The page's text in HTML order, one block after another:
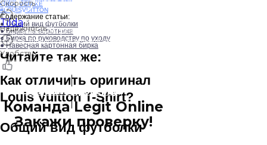
#REALVSFAKE
#LOUISVUITTON
Содержание статьи:
●Общий вид футболки
●Бирка на воротнике
●Бирка по руководству по уходу
●Навесная картонная бирка
Читайте так же:
Как отличить оригинал
Louis Vuitton T-Shirt?
Общий вид футболки
Можно также сверить информацию
с официальными рекомендациями на сайте
бренда. Для дополнительной уверенности —
обращайтесь к специалистам по чистке или
официальным сервисам.
Скорость
Надёжность
Удобство
Получить проверку
Команда Legit Online
Закажи проверку!
Tilda